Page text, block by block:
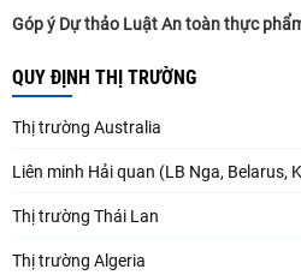
Góp ý Dự thảo Luật An toàn thực
QUY ĐỊNH THỊ TRƯỜNG
Thị trường Australia
Liên minh Hải quan (LB Nga, Belarus,
Thị trường Thái Lan
Thị trường Algeria